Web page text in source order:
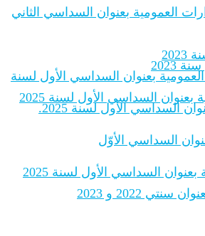
العمومية بعنوان السداسي الثاني
العمومية بعنوان السداسي الأول لسنة
السداسي الأول لسنة 2025
السداسي الأول لسنة 2025.
السداسي الأوّل
السداسي الأول لسنة 2025
2022 و 2023